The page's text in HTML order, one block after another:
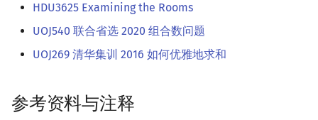
HDU3625 Examining the Rooms
UOJ540 联合省选 2020 组合数问题
UOJ269 清华集训 2016 如何优雅地求和
参考资料与注释